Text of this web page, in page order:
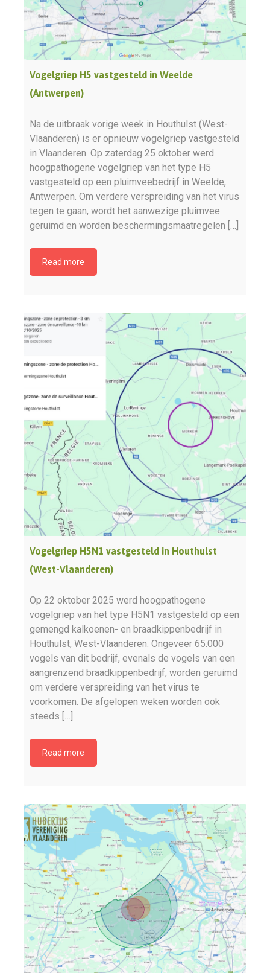
Vogelgriep H5 vastgesteld in Weelde
(Antwerpen)
Na de uitbraak vorige week in Houthulst (West-
Vlaanderen) is er opnieuw vogelgriep vastgesteld
in Vlaanderen. Op zaterdag 25 oktober werd
hoogpathogene vogelgriep van het type H5
vastgesteld op een pluimveebedrijf in Weelde,
Antwerpen. Om verdere verspreiding van het virus
tegen te gaan, wordt het aanwezige pluimvee
geruimd en worden beschermingsmaatregelen […]
Read more
Vogelgriep H5N1 vastgesteld in Houthulst
(West-Vlaanderen)
Op 22 oktober 2025 werd hoogpathogene
vogelgriep van het type H5N1 vastgesteld op een
gemengd kalkoenen- en braadkippenbedrijf in
Houthulst, West-Vlaanderen. Ongeveer 65.000
vogels van dit bedrijf, evenals de vogels van een
aangrenzend braadkippenbedrijf, worden geruimd
om verdere verspreiding van het virus te
voorkomen. De afgelopen weken worden ook
steeds […]
Read more